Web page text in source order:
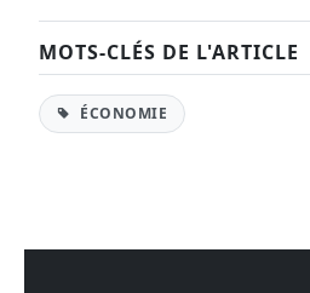
MOTS-CLÉS DE L'ARTICLE
ÉCONOMIE